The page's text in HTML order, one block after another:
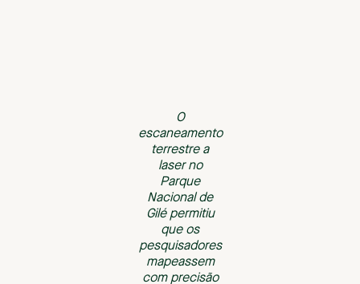
O
escaneamento
terrestre a
laser no
Parque
Nacional de
Gilé permitiu
que os
pesquisadores
mapeassem
com precisão